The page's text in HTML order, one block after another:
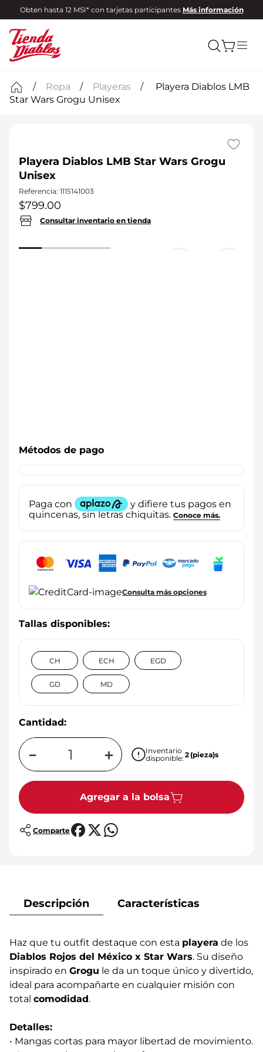
Obten hasta 12 MSI* con tarjetas participantes Más información
Ropa Playeras
Playera Diablos LMB
Star Wars Grogu Unisex
Playera Diablos LMB Star Wars Grogu
Unisex
Referencia: 1115141003
$799.00
Consultar inventario en tienda
Métodos de pago
Consulta más opciones
CH ECH EGD
GD MD
Cantidad:
＋
－
Inventario
disponible: 2(pieza)s
Agregar a la bolsa
Comparte
Descripción Características
Haz que tu outfit destaque con esta playera de los
Diablos Rojos del México x Star Wars. Su diseño
inspirado en Grogu le da un toque único y divertido,
ideal para acompañarte en cualquier misión con
total comodidad.
Detalles:
• Mangas cortas para mayor libertad de movimiento.